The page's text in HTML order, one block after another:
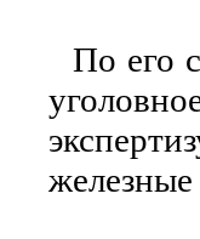
По его
железные